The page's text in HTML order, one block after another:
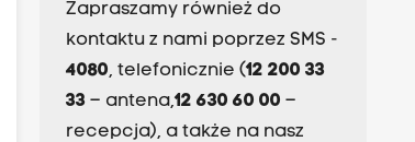
Zapraszamy również do
kontaktu z nami poprzez SMS -
4080, telefonicznie (12 200 33
33– antena,12 630 60 00 –
recepcja), a także na nasz